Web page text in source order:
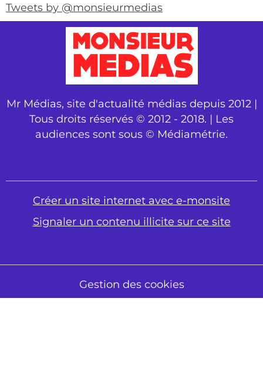
Tweets by @monsieurmedias
Mr Médias, site d'actualité médias depuis 2012 |
Tous droits réservés © 2012 - 2018. | Les
audiences sont sous © Médiamétrie.
Créer un site internet avec e-monsite
Signaler un contenu illicite sur ce site
Gestion des cookies